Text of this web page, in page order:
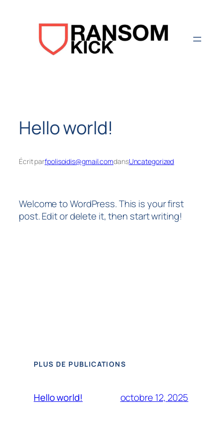
Hello world!
Écrit parfpolisoidis@gmail.comdansUncategorized
Welcome to WordPress. This is your first
post. Edit or delete it, then start writing!
PLUS DE PUBLICATIONS
Hello world! octobre 12, 2025